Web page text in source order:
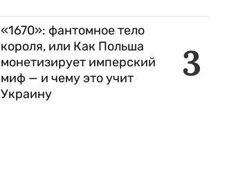
3
«1670»: фантомное тело
короля, или Как Польша
монетизирует имперский
миф — и чему это учит
Украину